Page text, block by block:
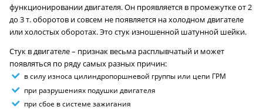
функционировании двигателя. Он проявляется в промежутке от 2
до 3 т. оборотов и совсем не появляется на холодном двигателе
или холостых оборотах. Это стук изношенной шатунной шейки.
Стук в двигателе – признак весьма расплывчатый и может
появляться по ряду самых разных причин:
в силу износа цилиндропоршневой группы или цепи ГРМ
при разрушениях подушки двигателя
при сбое в системе зажигания